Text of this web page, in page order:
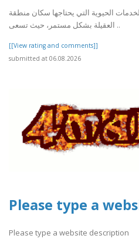
الحيوية التي يحتاجها سكان منطقة
العقيلة بشكل مستمر، حيث تسعى ..
[[View rating and comments]]
submitted at 06.08.2026
Please type a
Please type a website description